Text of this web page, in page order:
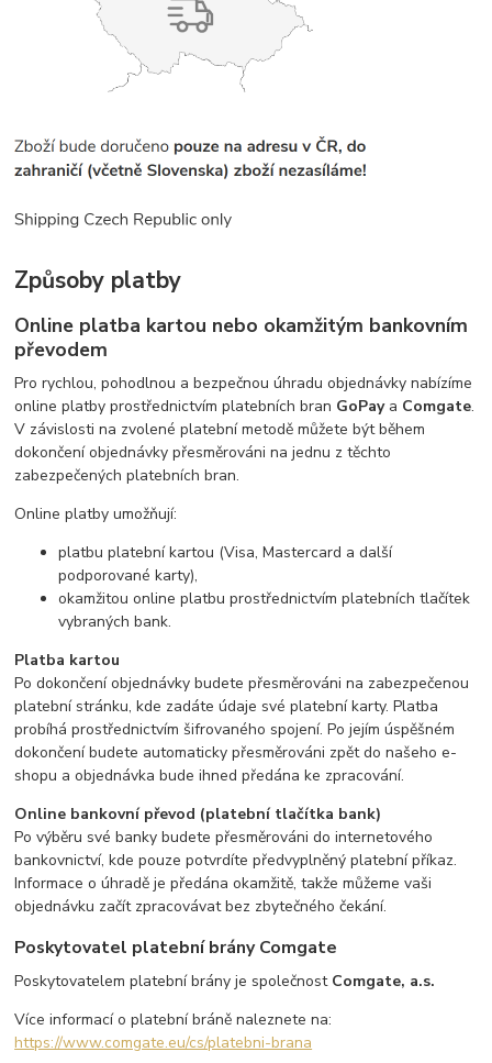
Způsoby platby
Online platba kartou nebo okamžitým bankovním
převodem
Pro rychlou, pohodlnou a bezpečnou úhradu objednávky nabízíme
online platby prostřednictvím platebních bran GoPaya Comgate.
V závislosti na zvolené platební metodě můžete být během
dokončení objednávky přesměrováni na jednu z těchto
zabezpečených platebních bran.
Online platby umožňují:
platbu platební kartou (Visa, Mastercard a další
podporované karty),
okamžitou online platbu prostřednictvím platebních tlačítek
vybraných bank.
Platba kartou
Po dokončení objednávky budete přesměrováni na zabezpečenou
platební stránku, kde zadáte údaje své platební karty. Platba
probíhá prostřednictvím šifrovaného spojení. Po jejím úspěšném
dokončení budete automaticky přesměrováni zpět do našeho e-
shopu a objednávka bude ihned předána ke zpracování.
Online bankovní převod (platební tlačítka bank)
Po výběru své banky budete přesměrováni do internetového
bankovnictví, kde pouze potvrdíte předvyplněný platební příkaz.
Informace o úhradě je předána okamžitě, takže můžeme vaši
objednávku začít zpracovávat bez zbytečného čekání.
Poskytovatel platební brány Comgate
Poskytovatelem platební brány je společnost Comgate, a.s.
Více informací o platební bráně naleznete na:
https://www.comgate.eu/cs/platebni-brana